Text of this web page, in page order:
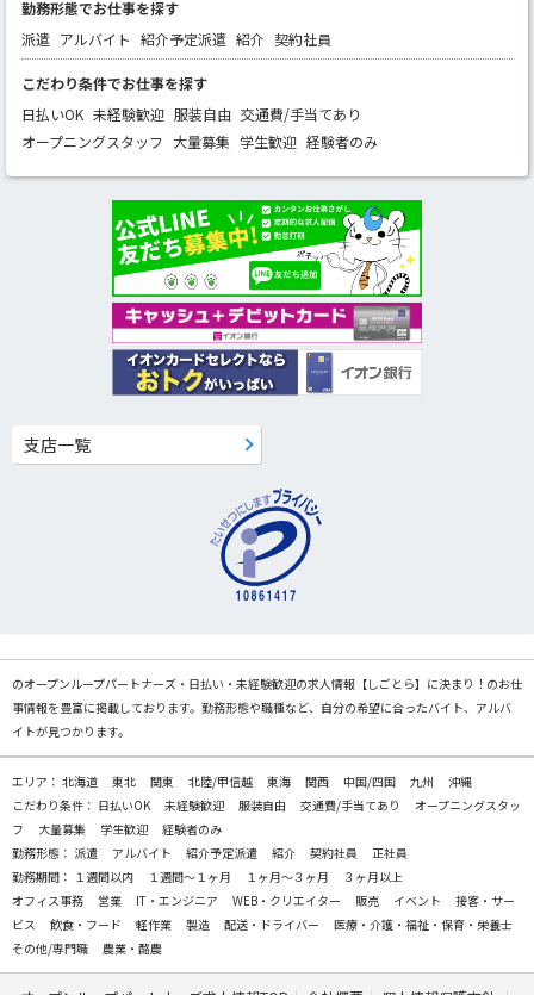
勤務形態でお仕事を探す
派遣 アルバイト 紹介予定派遣 紹介 契約社員
こだわり条件でお仕事を探す
日払いOK 未経験歓迎 服装自由 交通費/手当てあり
オープニングスタッフ 大量募集 学生歓迎 経験者のみ
支店一覧
のオープンループパートナーズ・日払い・未経験歓迎の求人情報【しごとら】に決まり！のお仕
事情報を豊富に掲載しております。勤務形態や職種など、自分の希望に合ったバイト、アルバ
イトが見つかります。
エリア： 北海道 東北 関東 北陸/甲信越 東海 関西 中国/四国 九州
沖縄
こだわり条件： 日払いOK 未経験歓迎 服装自由 交通費/手当てあり
オープニングスタッ
フ
大量募集 学生歓迎
経験者のみ
勤務形態： 派遣 アルバイト 紹介予定派遣 紹介 契約社員
正社員
勤務期間： １週間以内 １週間～１ヶ月 １ヶ月～３ヶ月
３ヶ月以上
オフィス事務
営業 IT・エンジニア WEB・クリエイター 販売 イベント
接客・サー
ビス
飲食・フード 軽作業 製造 配送・ドライバー
医療・介護・福祉・保育・栄養士
その他/専門職
農業・酪農